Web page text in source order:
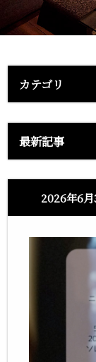
カテゴリ
最新記事
2026年6